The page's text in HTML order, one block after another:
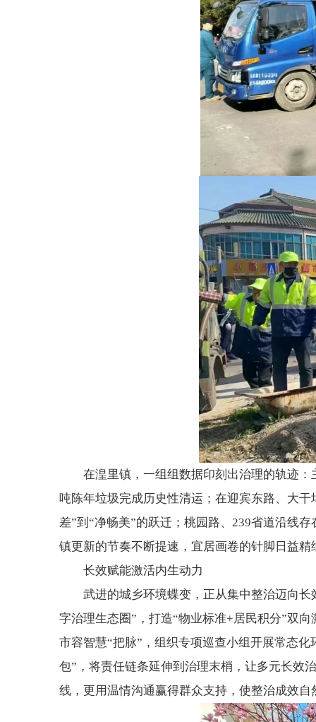
在湟里镇，一组组数据印刻出治理的轨迹
吨陈年垃圾完成历史性清运；在迎宾东路、大
差”到“净畅美”的跃迁；桃园路、239省道沿线
镇更新的节奏不断提速，宜居画卷的针脚日益精
长效赋能激活内生动力
武进的城乡环境蝶变，正从集中整治迈向
字治理生态圈”，打造“物业标准+居民积分”双
市容智慧“把脉”，组织专项巡查小组开展常态
包”，将责任链条延伸到治理末梢，让多元长效
线，更用温情沟通赢得群众支持，使整治成效自